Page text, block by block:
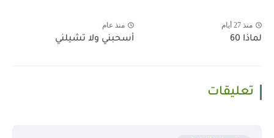
منذ 27 أيام
لماذا 60
منذ عام
أسحبني ولا تشيلني
تعليقات